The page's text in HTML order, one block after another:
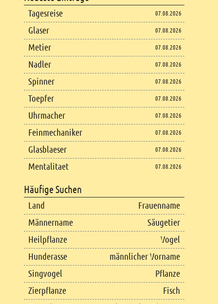
Tagesreise 07.08.2026
Glaser 07.08.2026
Metier 07.08.2026
Nadler 07.08.2026
Spinner 07.08.2026
Toepfer 07.08.2026
Uhrmacher 07.08.2026
Feinmechaniker 07.08.2026
Glasblaeser 07.08.2026
Mentalitaet 07.08.2026
Häufige Suchen
Land
Frauenname
Männername
Säugetier
Heilpflanze
Vogel
Hunderasse
männlicher Vorname
Singvogel
Pflanze
Zierpflanze
Fisch